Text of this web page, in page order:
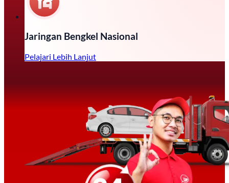
Jaringan Bengkel Nasional
Pelajari Lebih Lanjut